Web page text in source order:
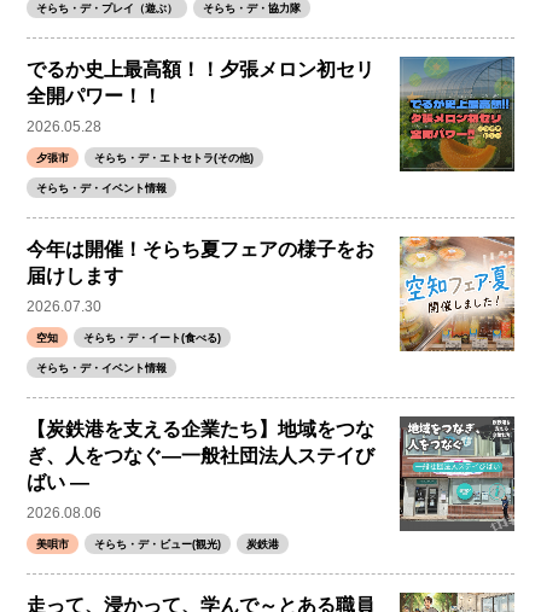
そらち・デ・プレイ（遊ぶ） そらち・デ・協力隊
でるか史上最高額！！夕張メロン初セリ
全開パワー！！
2026.05.28
夕張市 そらち・デ・エトセトラ(その他)
そらち・デ・イベント情報
今年は開催！そらち夏フェアの様子をお
届けします
2026.07.30
空知 そらち・デ・イート(食べる)
そらち・デ・イベント情報
【炭鉄港を支える企業たち】地域をつな
ぎ、人をつなぐ―一般社団法人ステイび
ばい ―
2026.08.06
美唄市 そらち・デ・ビュー(観光) 炭鉄港
走って、浸かって、学んで～とある職員